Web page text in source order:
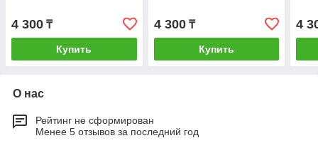
4 300 ₸
Купить
4 300₸
Купить
4
О нас
Рейтинг не сформирован
Менее 5 отзывов за последний год